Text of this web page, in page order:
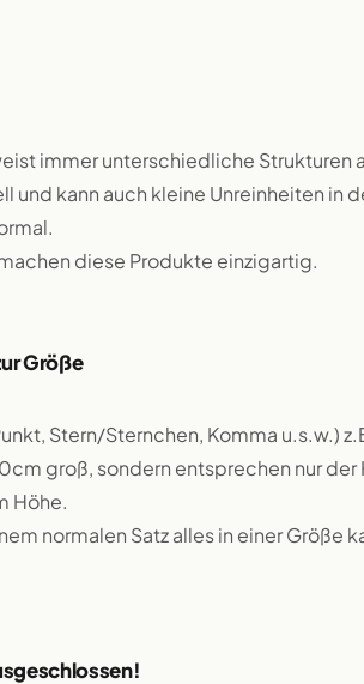
immer unterschiedliche Strukturen
und kann auch kleine Unreinheiten in
diese Produkte einzigartig.
Größe
Stern/Sternchen, Komma u.s.w.)
groß, sondern entsprechen nur der
Höhe.
normalen Satz alles in einer Größe